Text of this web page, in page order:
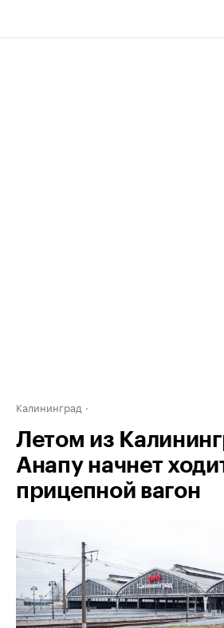
Калининград
Летом из
Анапу начнет
прицепной вагон